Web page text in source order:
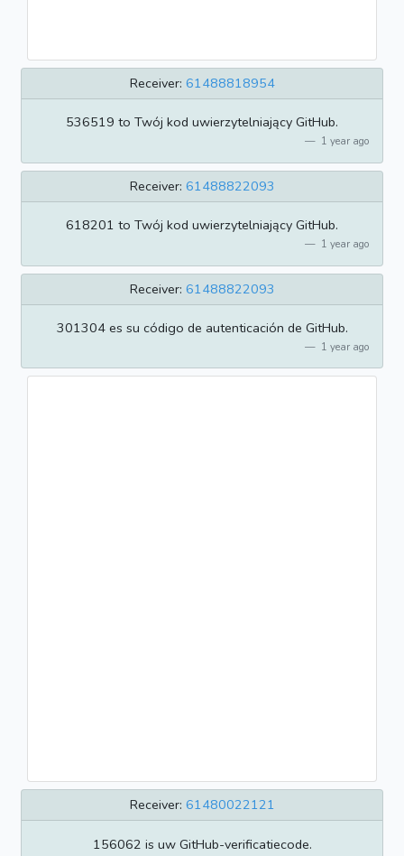
Receiver: 61488818954
536519 to Twój kod uwierzytelniający GitHub.
1 year ago
Receiver: 61488822093
618201 to Twój kod uwierzytelniający GitHub.
1 year ago
Receiver: 61488822093
301304 es su código de autenticación de GitHub.
1 year ago
Receiver: 61480022121
156062 is uw GitHub-verificatiecode.